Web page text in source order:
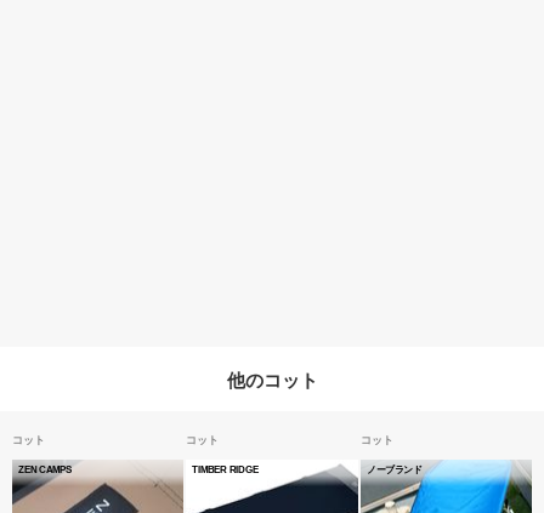
他のコット
コット
ZEN CAMPS
コット
TIMBER RIDGE
コット
ノーブランド